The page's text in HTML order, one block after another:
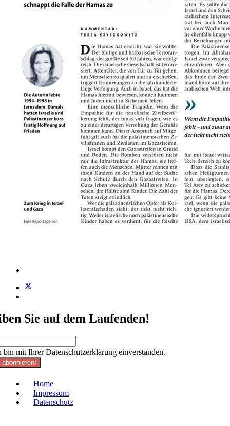
Sie auf dem Laufenden!
bin mit Ihrer Datenschutzerklärung einverstanden.
Home
Impressum
Datenschutz